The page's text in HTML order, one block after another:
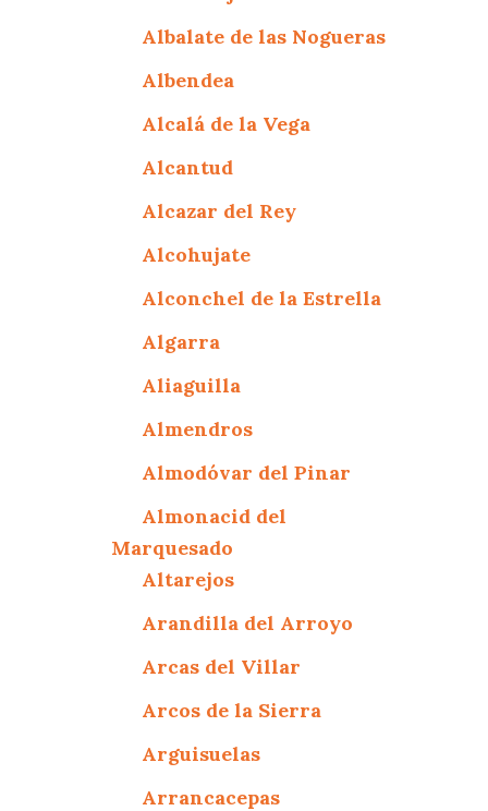
Albalate de las Nogueras
Albendea
Alcalá de la Vega
Alcantud
Alcazar del Rey
Alcohujate
Alconchel de la Estrella
Algarra
Aliaguilla
Almendros
Almodóvar del Pinar
Almonacid del
Marquesado
Altarejos
Arandilla del Arroyo
Arcas del Villar
Arcos de la Sierra
Arguisuelas
Arrancacepas